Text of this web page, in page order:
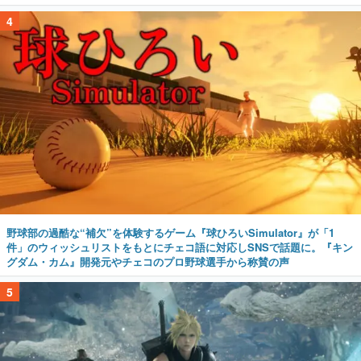
4
野球部の過酷な“補欠”を体験するゲーム『球ひろいSimulator』が「1
件」のウィッシュリストをもとにチェコ語に対応しSNSで話題に。『キン
グダム・カム』開発元やチェコのプロ野球選手から称賛の声
5